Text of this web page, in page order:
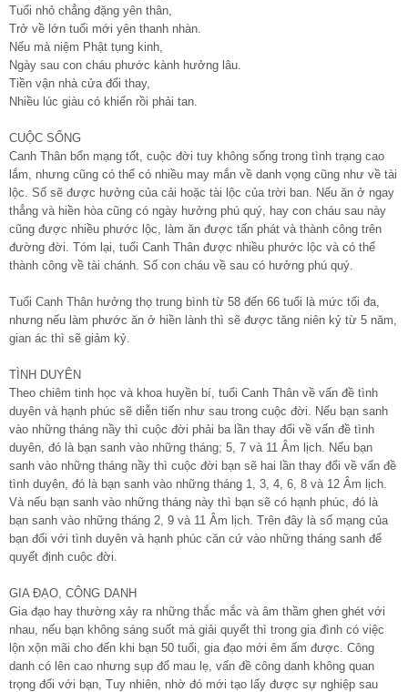
Tuổi nhỏ chẳng đặng yên thân,
Trở về lớn tuổi mới yên thanh nhàn.
Nếu mà niệm Phật tụng kinh,
Ngày sau con cháu phước kành hưởng lâu.
Tiền vận nhà cửa đổi thay,
Nhiều lúc giàu có khiến rồi phải tan.
CUỘC SỐNG
Canh Thân bổn mạng tốt, cuộc đời tuy không sống trong tình trạng cao
lắm, nhưng cũng có thể có nhiều may mắn về danh vọng cũng như về tài
lộc. Số sẽ được hưởng của cải hoặc tài lộc của trời ban. Nếu ăn ở ngay
thẳng và hiền hòa cũng có ngày hưởng phú quý, hay con cháu sau này
cũng được nhiều phước lộc, làm ăn được tấn phát và thành công trên
đường đời. Tóm lại, tuổi Canh Thân được nhiều phước lộc và có thể
thành công về tài chánh. Số con cháu về sau có hưởng phú quý.
Tuổi Canh Thân hưởng thọ trung bình từ 58 đến 66 tuổi là mức tối đa,
nhưng nếu làm phước ăn ở hiền lành thì sẽ được tăng niên kỷ từ 5 năm,
gian ác thì sẽ giảm kỷ.
TÌNH DUYÊN
Theo chiêm tinh học và khoa huyền bí, tuổi Canh Thân về vấn đề tình
duyên và hạnh phúc sẽ diễn tiến như sau trong cuộc đời. Nếu bạn sanh
vào những tháng nầy thì cuộc đời phải ba lần thay đổi về vấn đề tình
duyên, đó là bạn sanh vào những tháng; 5, 7 và 11 Âm lịch. Nếu bạn
sanh vào những tháng nầy thì cuộc đời bạn sẽ hai lần thay đổi về vấn đề
tình duyên, đó là bạn sanh vào những tháng 1, 3, 4, 6, 8 và 12 Âm lịch.
Và nếu bạn sanh vào những tháng này thì bạn sẽ có hạnh phúc, đó là
bạn sanh vào những tháng 2, 9 và 11 Âm lịch. Trên đây là số mạng của
bạn đối với tình duyên và hạnh phúc căn cứ vào những tháng sanh để
quyết định cuộc đời.
GIA ĐẠO, CÔNG DANH
Gia đạo hay thường xảy ra những thắc mắc và âm thầm ghen ghét với
nhau, nếu bạn không sáng suốt mà giải quyết thì trong gia đình có việc
lộn xộn mãi cho đến khi bạn 50 tuổi, gia đạo mới êm ấm được. Công
danh có lên cao nhưng sụp đổ mau lẹ, vấn đề công danh không quan
trọng đối với bạn, Tuy nhiên, nhờ đó mới tạo lấy được sự nghiệp sau